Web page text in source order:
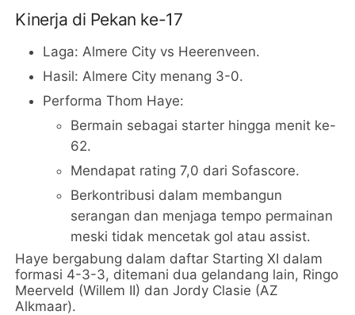
Kinerja di Pekan ke-17
Laga: Almere City vs Heerenveen.
Hasil: Almere City menang 3-0.
Performa Thom Haye:
Bermain sebagai starter hingga menit ke-
62.
Mendapat rating 7,0 dari Sofascore.
Berkontribusi dalam membangun
serangan dan menjaga tempo permainan
meski tidak mencetak gol atau assist.
Haye bergabung dalam daftar Starting XI dalam
formasi 4-3-3, ditemani dua gelandang lain, Ringo
Meerveld (Willem II) dan Jordy Clasie (AZ
Alkmaar).